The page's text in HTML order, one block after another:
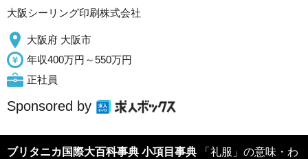
大阪シーリング印刷株式会社
大阪府 大阪市
年収400万円～550万円
正社員
Sponsored by
ブリタニカ国際大百科事典 小項目事典